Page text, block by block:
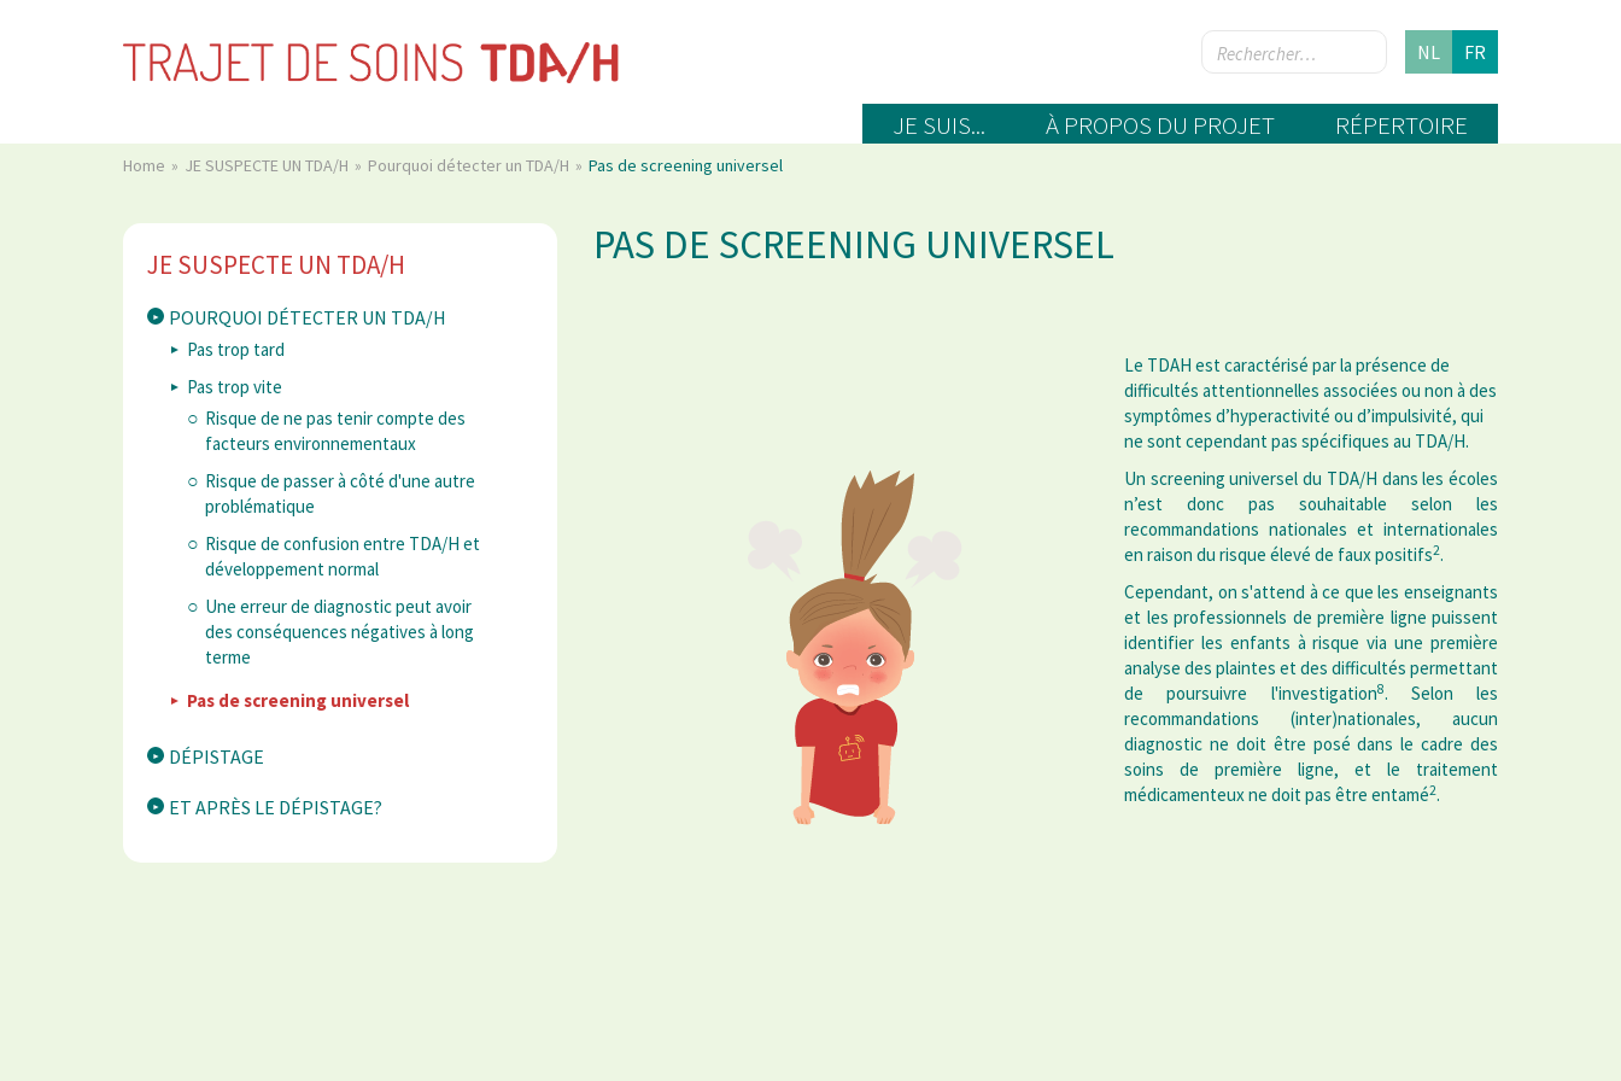
NL FR
JE SUIS... À PROPOS DU PROJET RÉPERTOIRE
Home JE SUSPECTE UN TDA/H Pourquoi détecter un TDA/H Pas de screening universel
JE SUSPECTE UN TDA/H
POURQUOI DÉTECTER UN TDA/H
Pas trop tard
Pas trop vite
Risque de ne pas tenir compte des
facteurs environnementaux
Risque de passer à côté d'une autre
problématique
Risque de confusion entre TDA/H et
développement normal
Une erreur de diagnostic peut avoir
des conséquences négatives à long
terme
Pas de screening universel
DÉPISTAGE
ET APRÈS LE DÉPISTAGE?
PAS DE SCREENING UNIVERSEL
Le TDAH est caractérisé par la présence de
difficultés attentionnelles associées ou non à des
symptômes d’hyperactivité ou d’impulsivité, qui
ne sont cependant pas spécifiques au TDA/H.
Un screening universel du TDA/H dans les écoles
n’est donc pas souhaitable selon les
recommandations nationales et internationales
en raison du risque élevé de faux positifs2.
Cependant, on s'attend à ce que les enseignants
et les professionnels de première ligne puissent
identifier les enfants à risque via une première
analyse des plaintes et des difficultés permettant
de poursuivre l'investigation8. Selon les
recommandations (inter)nationales, aucun
diagnostic ne doit être posé dans le cadre des
soins de première ligne, et le traitement
médicamenteux ne doit pas être entamé2.